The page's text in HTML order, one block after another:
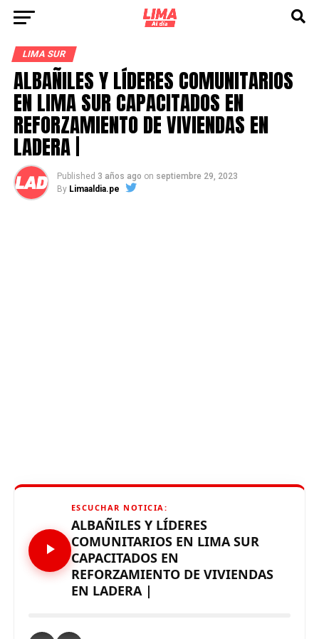
LIMA SUR
ALBAÑILES Y LÍDERES COMUNITARIOS
EN LIMA SUR CAPACITADOS EN
REFORZAMIENTO DE VIVIENDAS EN
LADERA |
Published 3 años ago on septiembre 29, 2023
By Limaaldia.pe
ESCUCHAR NOTICIA:
ALBAÑILES Y LÍDERES
COMUNITARIOS EN LIMA SUR
CAPACITADOS EN
REFORZAMIENTO DE VIVIENDAS
EN LADERA |